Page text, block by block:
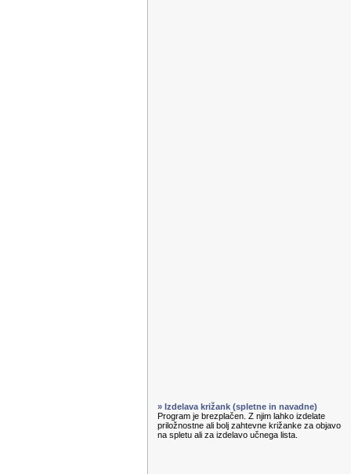
» Izdelava križank (spletne in navadne)
Program je brezplačen. Z njim lahko izdelate
priložnostne ali bolj zahtevne križanke za objavo
na spletu ali za izdelavo učnega lista.